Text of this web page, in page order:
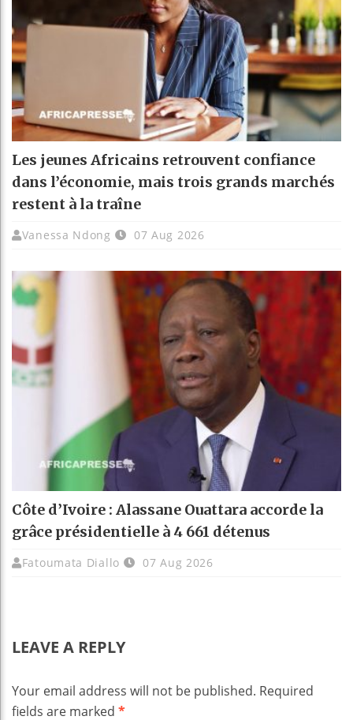
Les jeunes Africains retrouvent confiance
dans l’économie, mais trois grands marchés
restent à la traîne
Vanessa Ndong 07 Aug 2026
Côte d’Ivoire : Alassane Ouattara accorde la
grâce présidentielle à 4 661 détenus
Fatoumata Diallo 07 Aug 2026
LEAVE A REPLY
Your email address will not be published. Required
fields are marked *